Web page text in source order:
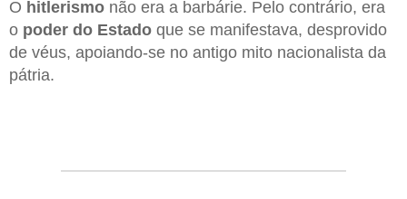
O hitlerismo não era a barbárie. Pelo contrário, era
o poder do Estado que se manifestava, desprovido
de véus, apoiando-se no antigo mito nacionalista da
pátria.